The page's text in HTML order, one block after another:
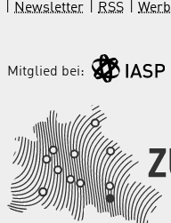
Fahrschule
Familienberatung
Filmproduktion /
Fleischerei
Newsletter
RSS
Mitglied bei: